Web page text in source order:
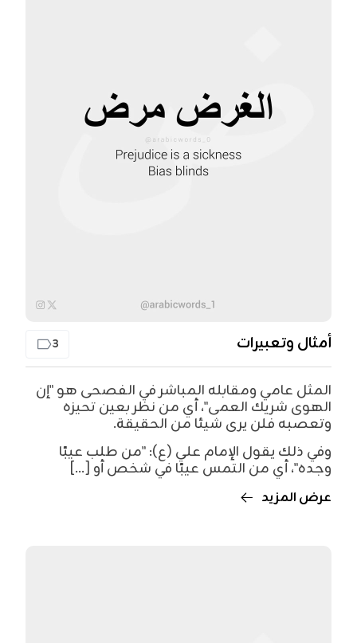
أمثال وتعبيرات 3
المثل عامي ومقابله المباشر في الفصحى هو "إن
الهوى شريك العمى"، أي من نظر بعين تحيزه
وتعصبه فلن يرى شيئا من الحقيقة.
وفي ذلك يقول الإمام علي (ع): "من طلب عيبًا
وجده"، أي من التمس عيبًا في شخص أو [...]
عرض المزيد